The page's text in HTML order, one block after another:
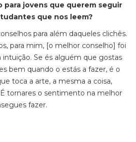
para jovens que querem seguir
que nos leem?
para além daqueles clichês.
para mim, [o melhor conselho] foi
Se és alguém que gostas
bem quando o estás a fazer, é o
toca a arte, a mesma a coisa,
tornares o sentimento na melhor
fazer.